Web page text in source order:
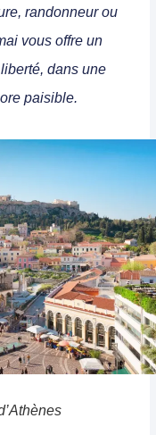
randonneur ou
vous offre un
dans une
paisible.